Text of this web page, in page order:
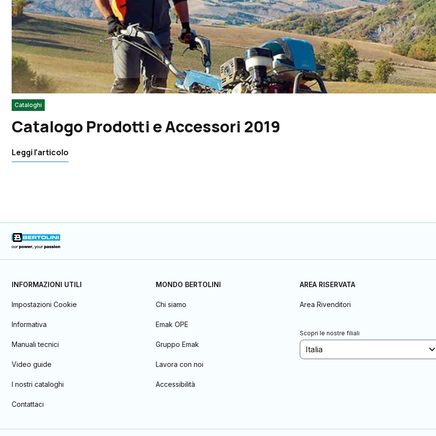
Cataloghi
Catalogo Prodotti e Accessori 2019
Leggi l'articolo
INFORMAZIONI UTILI
Impostazioni Cookie
Informativa
Manuali tecnici
Video guide
I nostri cataloghi
Contattaci
MONDO BERTOLINI
Chi siamo
Emak OPE
Gruppo Emak
Lavora con noi
Accessibilità
AREA RISERVATA
Area Rivenditori
Scopri le nostre filiali
Italia